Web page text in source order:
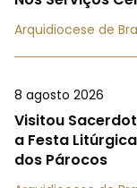
Arquidiocese de
8 agosto 2026
Visitou
a Festa
dos Párocos